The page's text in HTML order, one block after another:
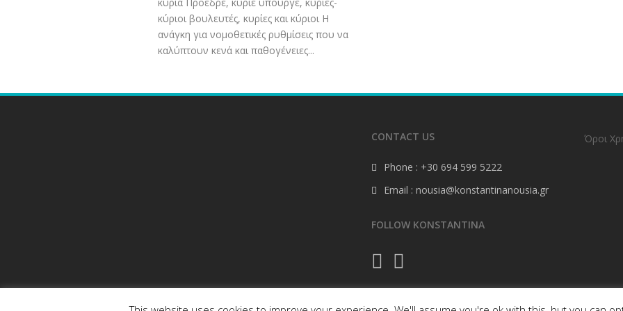
κύριοι βουλευτές, κυρίες και κύριοι Η
ανάγκη για νομοθετικές ρυθμίσεις που να
καλύπτουν κενά και παθογένειες...
CONTACT US
Phone : +30 694 599 5222
Email : nousia@konstantinanousia.gr
FOLLOW KONSTANTINA
Όροι